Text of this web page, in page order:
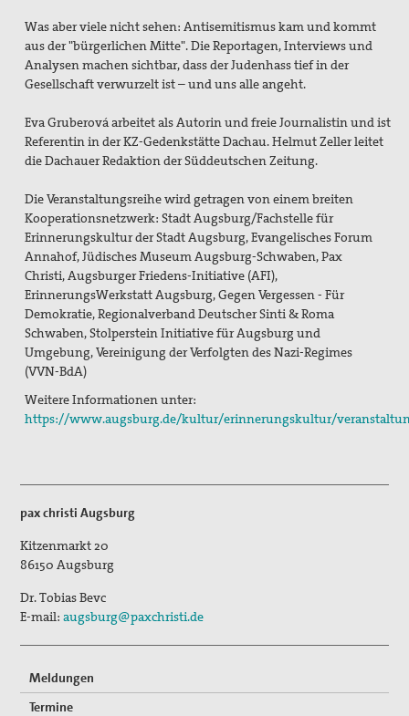
Ulrichsfriedensgottesdienst
Friedensgebete
Max Josef Metzger-Gedenken
Texte und Gebete
Presse
Presseberichte
Pressemitteilungen
Vernetzung
Mitglied werden
Spenden
Gewissensberatung zu Fragen im Kontext des neuen
Was aber viele nicht sehen: Antisemitismus kam und kommt
aus der "bürgerlichen Mitte". Die Reportagen, Interviews und
Analysen machen sichtbar, dass der Judenhass tief in der
Gesellschaft verwurzelt ist – und uns alle angeht.
Eva Gruberová arbeitet als Autorin und freie Journalistin und ist
Referentin in der KZ-Gedenkstätte Dachau. Helmut Zeller leitet
die Dachauer Redaktion der Süddeutschen Zeitung.
Die Veranstaltungsreihe wird getragen von einem breiten
Kooperationsnetzwerk: Stadt Augsburg/Fachstelle für
Erinnerungskultur der Stadt Augsburg, Evangelisches Forum
Annahof, Jüdisches Museum Augsburg-Schwaben, Pax
Christi, Augsburger Friedens-Initiative (AFI),
ErinnerungsWerkstatt Augsburg, Gegen Vergessen - Für
Demokratie, Regionalverband Deutscher Sinti & Roma
Schwaben, Stolperstein Initiative für Augsburg und
Umgebung, Vereinigung der Verfolgten des Nazi-Regimes
(VVN-BdA)
Weitere Informationen unter:
https://www.augsburg.de/kultur/erinnerungskultur/
pax christi Augsburg
Kitzenmarkt 20
86150 Augsburg
Dr. Tobias Bevc
E-mail:augsburg@paxchristi.de
Meldungen
Termine